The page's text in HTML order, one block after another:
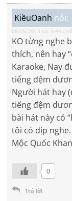
KiềuOanh nói:
08/05/2013 lúc 5:44
KO từng nghe
thích, nên hay
Karaoke, Nay
tiếng đệm
Người hát hay
tiếng đệm
bài hát này có
tôi có dịp
Mộc Quốc
0
Trả lời